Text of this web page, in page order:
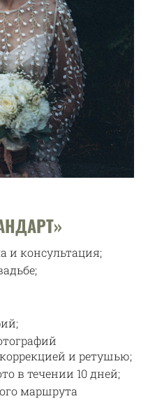
и консультация;
и ретушью;
в течении 10 дней;
маршрута